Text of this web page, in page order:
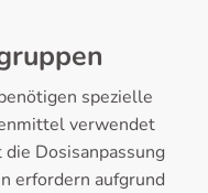
spezielle
verwendet
Dosisanpassung
erfordern aufgrund